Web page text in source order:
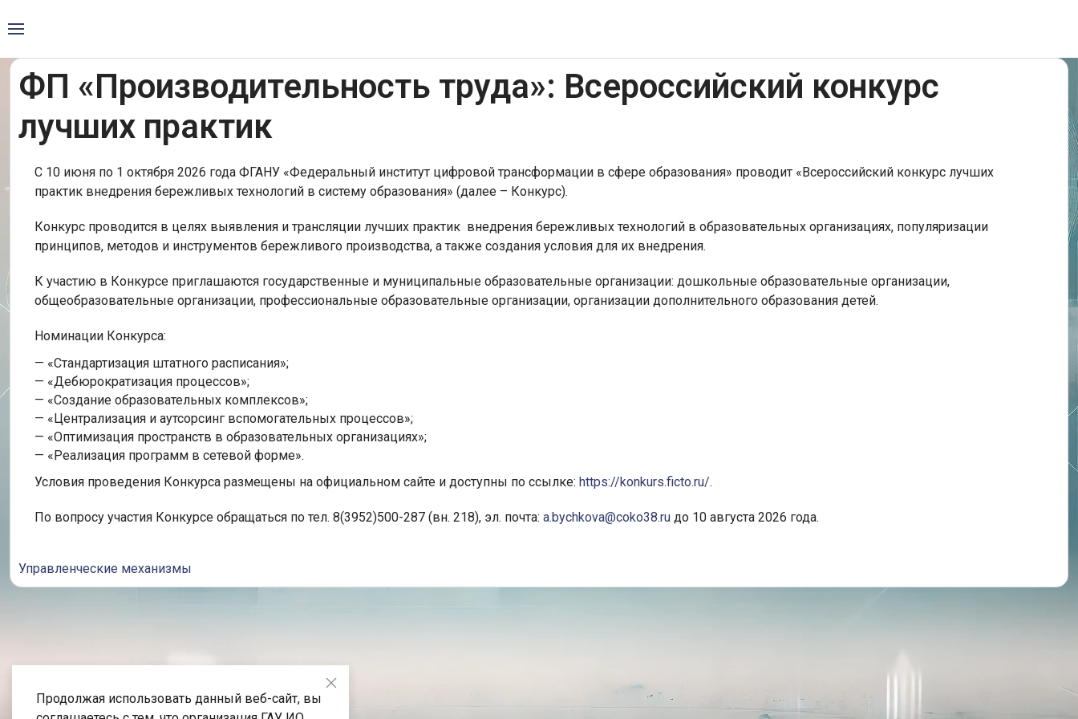
Продолжая использовать данный веб-сайт, вы
ФП «Производительность труда»: Всероссийский конкурс
лучших практик
С 10 июня по 1 октября 2026 года ФГАНУ «Федеральный институт цифровой трансформации в сфере образования» проводит «Всероссийский конкурс лучших
практик внедрения бережливых технологий в систему образования» (далее – Конкурс).
Конкурс проводится в целях выявления и трансляции лучших практик внедрения бережливых технологий в образовательных организациях, популяризации
принципов, методов и инструментов бережливого производства, а также создания условия для их внедрения.
К участию в Конкурсе приглашаются государственные и муниципальные образовательные организации: дошкольные образовательные организации,
общеобразовательные организации, профессиональные образовательные организации, организации дополнительного образования детей.
Номинации Конкурса:
— «Стандартизация штатного расписания»;
— «Дебюрократизация процессов»;
— «Создание образовательных комплексов»;
— «Централизация и аутсорсинг вспомогательных процессов»;
— «Оптимизация пространств в образовательных организациях»;
— «Реализация программ в сетевой форме».
Условия проведения Конкурса размещены на официальном сайте и доступны по ссылке: https://konkurs.ficto.ru/.
По вопросу участия Конкурсе обращаться по тел. 8(3952)500-287 (вн. 218), эл. почта: a.bychkova@coko38.ru до 10 августа 2026 года.
Управленческие механизмы